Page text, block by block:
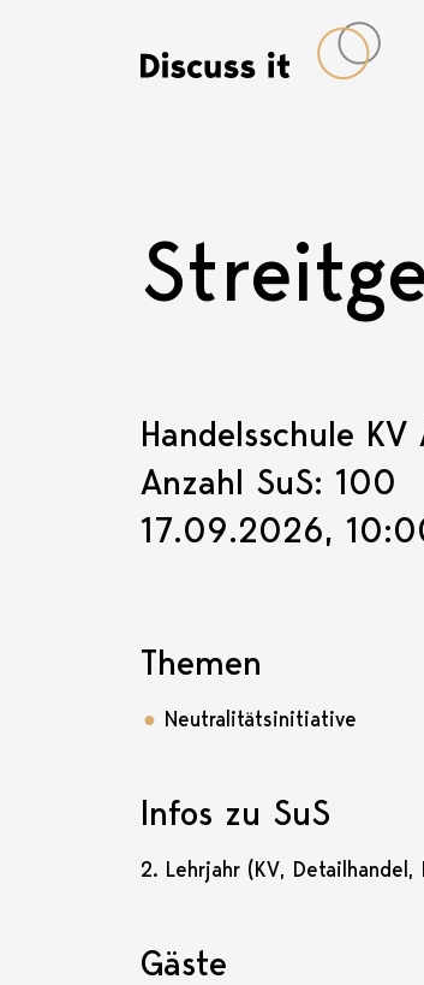
Handelsschule KV
Anzahl SuS: 100
17.09.2026,
Themen
Neutralitätsinitiative
Infos zu SuS
2. Lehrjahr (KV, Detailhandel,
Gäste